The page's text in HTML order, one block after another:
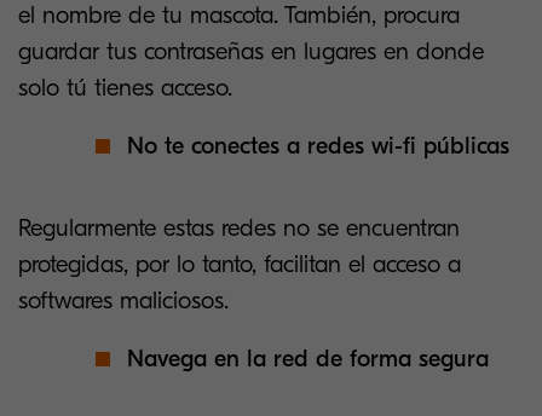
el nombre de tu mascota. También, procura
guardar tus contraseñas en lugares en donde
solo tú tienes acceso.
No te conectes a redes wi-fi públicas
Regularmente estas redes no se encuentran
protegidas, por lo tanto, facilitan el acceso a
softwares maliciosos.
Navega en la red de forma segura